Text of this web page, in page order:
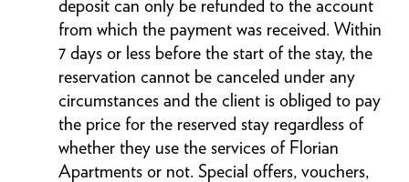
deposit can only be refunded to the account
from which the payment was received. Within
7 days or less before the start of the stay, the
reservation cannot be canceled under any
circumstances and the client is obliged to pay
the price for the reserved stay regardless of
whether they use the services of Florian
Apartments or not. Special offers, vouchers,